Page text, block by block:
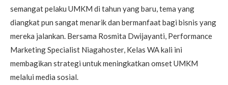
semangat pelaku UMKM di tahun yang baru, tema yang
diangkat pun sangat menarik dan bermanfaat bagi bisnis yang
mereka jalankan. Bersama Rosmita Dwijayanti, Performance
Marketing Specialist Niagahoster, Kelas WA kali ini
membagikan strategi untuk meningkatkan omset UMKM
melalui media sosial.